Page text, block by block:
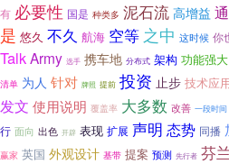
有 必要性 国是 种类多 泥石流 高增益
是 悠久 不久 航海 空等 之中 这时候 你
TalkArmy 选手 携车地 分布式 架构 功能强大
清单 为人 针对 牌照 提前 投资 止步 技术应
发文 使用说明 覆盖率 大多数 改善 一段时间
行 面向 出色 开辟 表现 扩展 声明 态势 同播
赢家 英国 外观设计 基带 提案 预测 先行者 芬